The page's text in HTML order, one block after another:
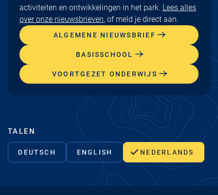
activiteiten en ontwikkelingen in het park. Lees alles
over onze nieuwsbrieven, of meld je direct aan.
ALGEMENE NIEUWSBRIEF
BASISSCHOOL
VOORTGEZET ONDERWIJS
TALEN
DEUTSCH ENGLISH NEDERLANDS